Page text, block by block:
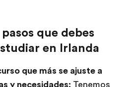
que debes
en Irlanda
que más se ajuste a
y necesidades: Tenemos